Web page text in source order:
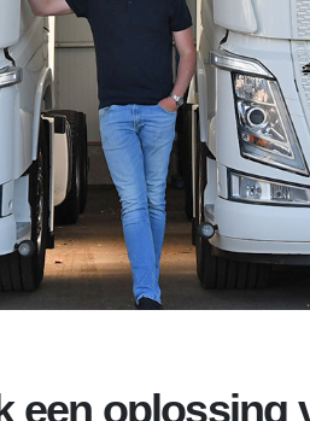
een oplossing